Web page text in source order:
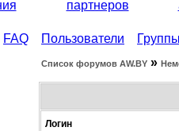
партнеров
FAQ Пользователи
Список форумов АW.BY »
Логин